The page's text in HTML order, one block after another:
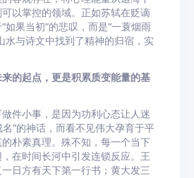
以掌控的领域。正如苏轼在贬谪
如果当初”的悲叹，而是“一蓑烟雨
水与诗文中找到了精神的归宿，实
的起点，更是积累质变能量的基
件小事，是因为功利心态让人迷
名”的神话，而看不见伟大孕育于平
朴素真理。殊不知，每一个当下
在时间长河中引发连锁反应。王
日方有天下第一行书；黄大发三